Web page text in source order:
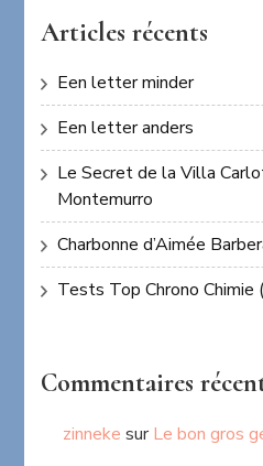
Articles récents
Een letter minder
Een letter anders
Le Secret de la Villa
Montemurro
Charbonne d’Aimée
Tests Top Chrono Chimie
Commentaires
zinneke surLe bon gros